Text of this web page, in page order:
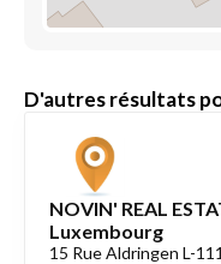
D'autres résultats
NOVIN' REAL
Luxembourg
15 Rue Aldringen L-